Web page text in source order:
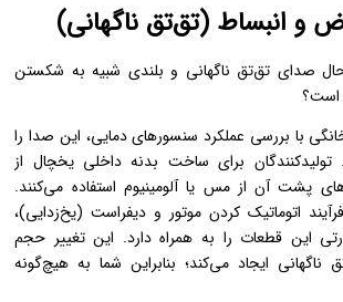
صدای تق‌تق ناگهانی و بلندی شبیه به شکستن
است؟
با بررسی عملکرد سنسورهای دمایی، این صدا را
تولیدکنندگان برای ساخت بدنه داخلی یخچال از
پشت آن از مس یا آلومینیوم استفاده می‌کنند.
اتوماتیک کردن موتور و دیفراست (یخ‌زدایی)،
این قطعات را به همراه دارد. این تغییر حجم
ایجاد می‌کند؛ بنابراین شما به هیچ‌گونه